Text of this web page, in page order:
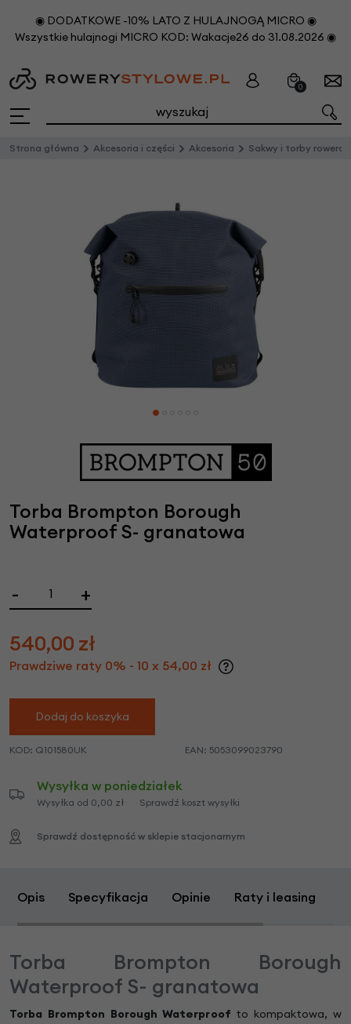
◉ DODATKOWE -10% LATO Z HULAJNOGĄ MICRO ◉
Wszystkie hulajnogi MICRO KOD: Wakacje26 do 31.08.2026 ◉
0
Strona główna Akcesoria i części Akcesoria Sakwy i torby
Torba Brompton Borough
Waterproof S- granatowa
- +
540,00 zł
Prawdziwe raty 0% - 10 x 54,00 zł
Dodaj do koszyka
KOD: Q101580UK EAN: 5053099023790
Wysyłka w poniedziałek
Wysyłka od 0,00 zł Sprawdź koszt wysyłki
Sprawdź dostępność w sklepie stacjonarnym
Opis Specyfikacja Opinie Raty i leasing
Torba Brompton Borough
Waterproof S- granatowa
Torba Brompton Borough Waterproof to kompaktowa, w